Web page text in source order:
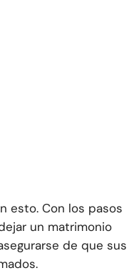
esto. Con los pasos
un matrimonio
de que sus